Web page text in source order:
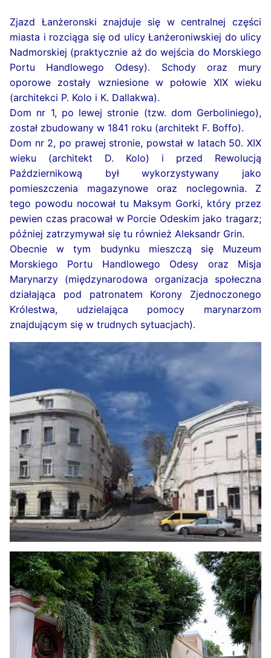
Zjazd Łanżeronski znajduje się w centralnej części
miasta i rozciąga się od ulicy Łanżeroniwskiej do ulicy
Nadmorskiej (praktycznie aż do wejścia do Morskiego
Portu Handlowego Odesy). Schody oraz mury
oporowe zostały wzniesione w połowie XIX wieku
(architekci P. Kolo i K. Dallakwa).
Dom nr 1, po lewej stronie (tzw. dom Gerboliniego),
został zbudowany w 1841 roku (architekt F. Boffo).
Dom nr 2, po prawej stronie, powstał w latach 50. XIX
wieku (architekt D. Kolo) i przed Rewolucją
Październikową był wykorzystywany jako
pomieszczenia magazynowe oraz noclegownia. Z
tego powodu nocował tu Maksym Gorki, który przez
pewien czas pracował w Porcie Odeskim jako tragarz;
później zatrzymywał się tu również Aleksandr Grin.
Obecnie w tym budynku mieszczą się Muzeum
Morskiego Portu Handlowego Odesy oraz Misja
Marynarzy (międzynarodowa organizacja społeczna
działająca pod patronatem Korony Zjednoczonego
Królestwa, udzielająca pomocy marynarzom
znajdującym się w trudnych sytuacjach).